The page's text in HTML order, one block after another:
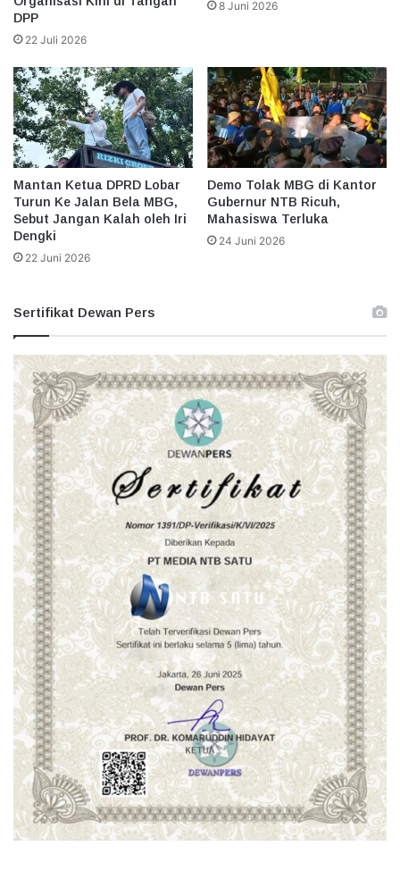
DPP
22 Juli 2026
8 Juni 2026
Mantan Ketua DPRD Lobar
Turun Ke Jalan Bela MBG,
Sebut Jangan Kalah oleh Iri
Dengki
22 Juni 2026
Demo Tolak MBG di Kantor
Gubernur NTB Ricuh,
Mahasiswa Terluka
24 Juni 2026
Sertifikat Dewan Pers